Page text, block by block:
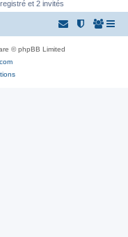
et 2 invités
© phpBB Limited